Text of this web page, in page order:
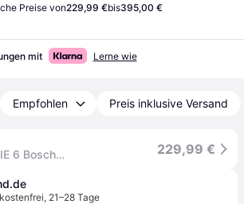
Preise von229,99 €bis395,00 €
mit Lerne wie
Empfohlen Preis inklusive Versand
Aspirapolvere SERIE 6 Bosch BGL6POW1 Propower Nero e Rosso 229,99 €
, 21–28 Tage